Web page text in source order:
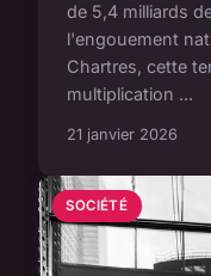
de 5,4 milliards
l'engouement
Chartres, cette
multiplication ...
21 janvier 2026
SOCIÉTÉ